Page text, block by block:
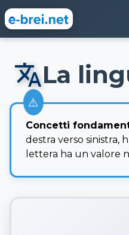
translateLa
Concetti
destra verso sinistra,
lettera ha un valore